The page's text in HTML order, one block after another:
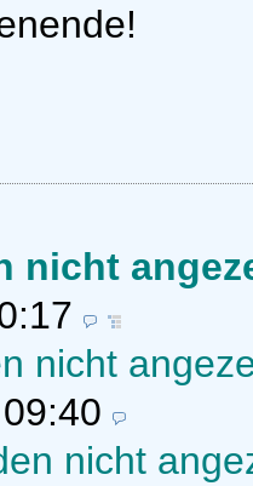
nicht
nicht
nicht